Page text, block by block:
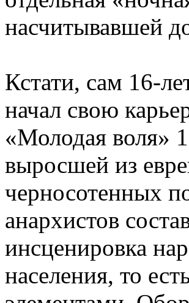
насчитывавшей
Кстати, сам 16-
начал свою
«Молодая воля»
выросшей из
черносотенных
анархистов
инсценировка
населения, то